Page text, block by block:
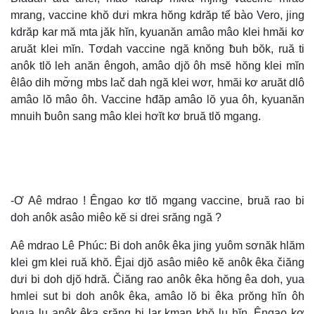
mrang, vaccine khŏ dưi mkra hŏng kdrăp tế bào Vero, jing
kdrăp kar mă mta jăk hĭn, kyuanăn amâo mâo klei hmăi kơ
aruăt klei mĭn. Tơdah vaccine ngă knŏng ƀuh bŏk, ruă ti
anôk tlŏ leh anăn êngoh, amâo djŏ ôh msĕ hŏng klei mĭn
êlâo dih mơ̆ng mbs lač dah ngă klei wơr, hmăi kơ aruăt dlô
amâo lŏ mâo ôh. Vaccine hđăp amâo lŏ yua ôh, kyuanăn
mnuih ƀuôn sang mâo klei hơĭt kơ bruă tlŏ mgang.
-Ơ Aê mdrao ! Êngao kơ tlŏ mgang vaccine, bruă rao bi
doh anôk asâo miêo kĕ si drei srăng ngă ?
Aê mdrao Lê Phúc: Bi doh anôk êka jing yuôm sơnăk hlăm
klei gm klei ruă khŏ. Êjai djŏ asâo miêo kĕ anôk êka čiăng
dưi bi doh djŏ hdră. Čiăng rao anôk êka hŏng êa doh, yua
hmlei sut bi doh anôk êka, amâo lŏ bi êka prŏng hĭn ôh